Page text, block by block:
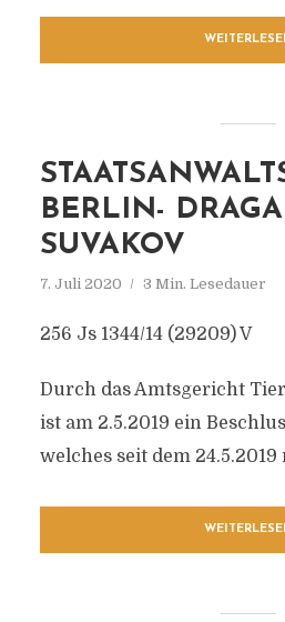
BERLIN-
SUVAKOV
7. Juli 2020 3 Min. Lesedauer
256 Js 1344/14 (29209) V
Durch das Amtsgericht
ist am 2.5.2019 ein
welches seit dem